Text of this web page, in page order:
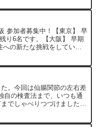
参加者募集中！【東京】 早
り6名です。【大阪】 早期
への新たな挑戦をしてい
。今回は仙腸関節の左右差
自の検査法まで、いつも通
でしゃべりつづけました。